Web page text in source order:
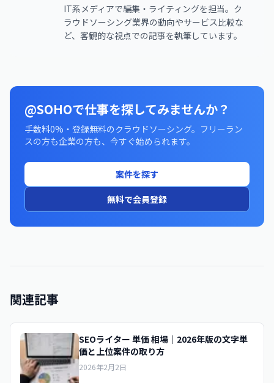
IT系メディアで編集・ライティングを担当。ク
ラウドソーシング業界の動向やサービス比較な
ど、客観的な視点での記事を執筆しています。
@SOHOで仕事を探してみませんか？
手数料0%・登録無料のクラウドソーシング。フリーラン
スの方も企業の方も、今すぐ始められます。
案件を探す
無料で会員登録
関連記事
SEOライター 単価 相場｜2026年版の文字単
価と上位案件の取り方
2026年2月2日